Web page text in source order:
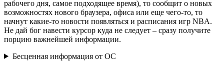
рабочего дня, самое подходящее время), то сообщит о новых
возможностях нового браузера, офиса или еще чего-то, то
начнут какие-то новости появляться и расписания игр NBA.
Не дай бог навести курсор куда не следует – сразу получите
порцию важнейшей информации.
Бесценная информация от ОС